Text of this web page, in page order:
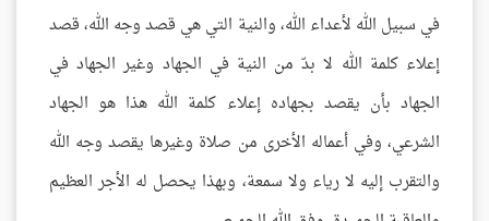
في سبيل الله لأعداء الله، والنية التي هي قصد وجه الله، قصد
إعلاء كلمة الله لا بدّ من النية في الجهاد وغير الجهاد في
الجهاد بأن يقصد بجهاده إعلاء كلمة الله هذا هو الجهاد
الشرعي، وفي أعماله الأخرى من صلاة وغيرها يقصد وجه الله
والتقرب إليه لا رياء ولا سمعة، وبهذا يحصل له الأجر العظيم